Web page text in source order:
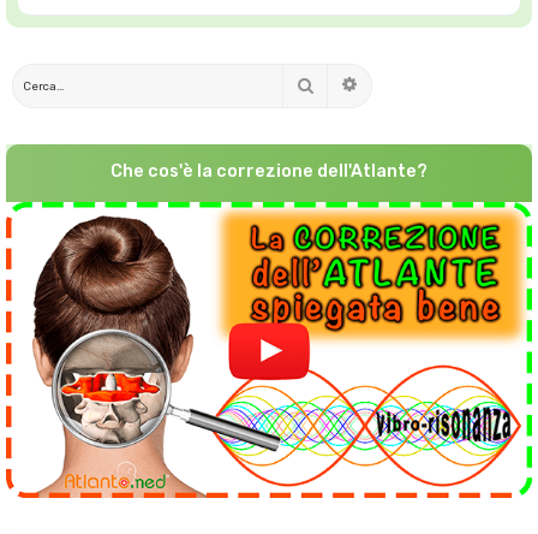
Cerca
Che cos'è la correzione dell'Atlante?